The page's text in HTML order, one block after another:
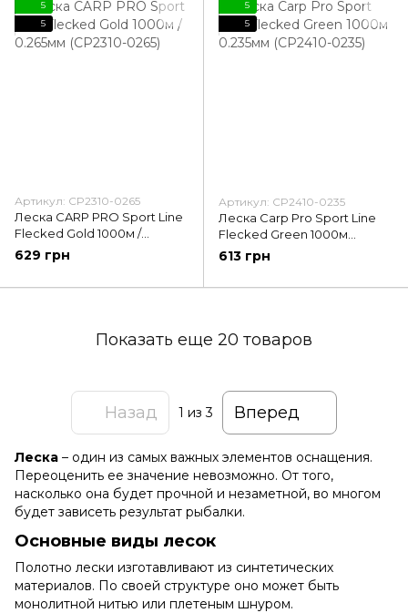
5
5
Артикул: CP2310-0265
Леска CARP PRO Sport Line
Flecked Gold 1000м /
0.265мм (CP2310-0265)
629 грн
5
5
Артикул: CP2410-0235
Леска Carp Pro Sport Line
Flecked Green 1000м
0.235мм (CP2410-0235)
613 грн
Показать еще 20 товаров
Назад 1 из 3 Вперед
Леска – один из самых важных элементов оснащения.
Переоценить ее значение невозможно. От того,
насколько она будет прочной и незаметной, во многом
будет зависеть результат рыбалки.
Основные виды лесок
Полотно лески изготавливают из синтетических
материалов. По своей структуре оно может быть
монолитной нитью или плетеным шнуром.